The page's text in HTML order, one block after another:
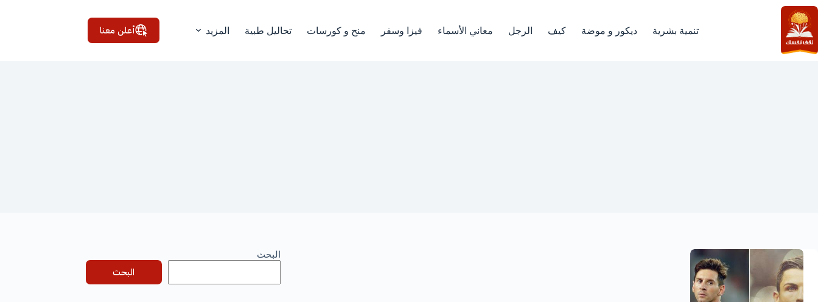
التجاوز
إلى
المحتوى
تنمية بشرية ديكور و موضة كيف الرجل معاني الأسماء فيزا وسفر منح و كورسات تحاليل طبية المزيد أعلن معنا
البحث
البحث